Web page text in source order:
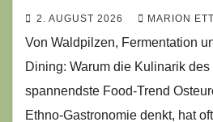
2. AUGUST 2026 MARION
Von Waldpilzen, Fermentation
Dining: Warum die Kulinarik
spannendste Food-Trend
Ethno-Gastronomie denkt, hat